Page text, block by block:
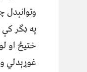
په ډګر
ختیځ او
غوړېدلي